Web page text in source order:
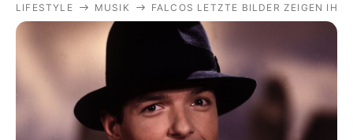
Royals
Filme & Serien
Lifestyle
LIFESTYLE MUSIK FALCOS LETZTE BILDER ZEIGEN IHN